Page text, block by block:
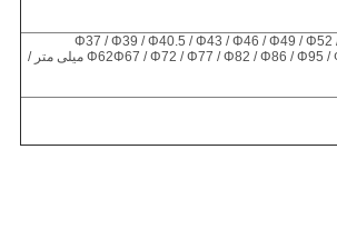
Φ37 / Φ39 / Φ40.5 / Φ43 / Φ46 / Φ49 / Φ52
Φ62Φ67 / Φ72 / Φ77 / Φ82 / Φ86 / Φ95 / Φ105 / Φ150 میلی متر /